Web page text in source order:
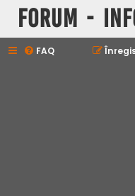
Forum -
FAQ